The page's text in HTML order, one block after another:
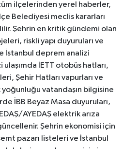
ilçelerinden yerel haberler,
Belediyesi meclis kararları
Şehrin en kritik gündemi olan
riskli yapı duyuruları ve
İstanbul deprem analizi
İETT otobüs hatları,
Şehir Hatları vapurları ve
vatandaşın bilgisine
İBB Beyaz Masa duyuruları,
AYEDAŞ elektrik arıza
Şehrin ekonomisi için
pazarı listeleri ve İstanbul